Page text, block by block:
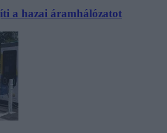
a hazai áramhálózatot